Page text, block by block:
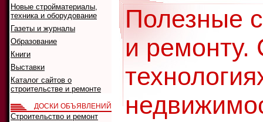
Полезные
и ремонту.
Новые стройматериалы,
техника и оборудование
Газеты и журналы
Образование
Книги
Выставки
Каталог сайтов о
строительстве и ремонте
ДОСКИ ОБЪЯВЛЕНИЙ
Строительство и ремонт